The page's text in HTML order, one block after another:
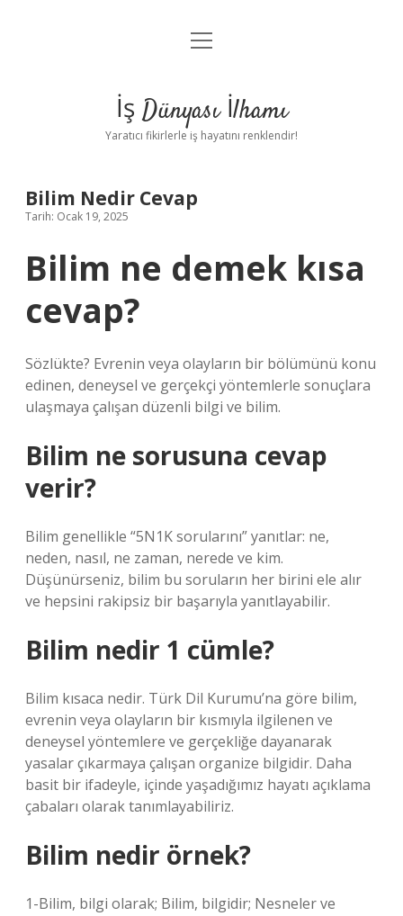
Anasayfa
Yasal Uyarı
menüyü
İş Dünyası İlhamı
Yaratıcı fikirlerle iş hayatını renklendir!
Bilim Nedir Cevap
Tarih: Ocak 19, 2025
Bilim ne demek kısa
cevap?
Sözlükte? Evrenin veya olayların bir bölümünü konu
edinen, deneysel ve gerçekçi yöntemlerle sonuçlara
ulaşmaya çalışan düzenli bilgi ve bilim.
Bilim ne sorusuna cevap
verir?
Bilim genellikle “5N1K sorularını” yanıtlar: ne,
neden, nasıl, ne zaman, nerede ve kim.
Düşünürseniz, bilim bu soruların her birini ele alır
ve hepsini rakipsiz bir başarıyla yanıtlayabilir.
Bilim nedir 1 cümle?
Bilim kısaca nedir. Türk Dil Kurumu’na göre bilim,
evrenin veya olayların bir kısmıyla ilgilenen ve
deneysel yöntemlere ve gerçekliğe dayanarak
yasalar çıkarmaya çalışan organize bilgidir. Daha
basit bir ifadeyle, içinde yaşadığımız hayatı açıklama
çabaları olarak tanımlayabiliriz.
Bilim nedir örnek?
1-Bilim, bilgi olarak; Bilim, bilgidir; Nesneler ve